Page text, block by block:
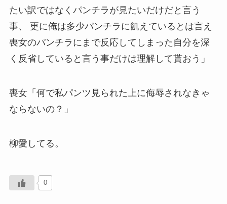
たい訳ではなくパンチラが見たいだけだと言う
事、 更に俺は多少パンチラに飢えているとは言え
喪女のパンチラにまで反応してしまった自分を深
く反省していると言う事だけは理解して貰おう」
喪女「何で私パンツ見られた上に侮辱されなきゃ
ならないの？」
柳愛してる。
0